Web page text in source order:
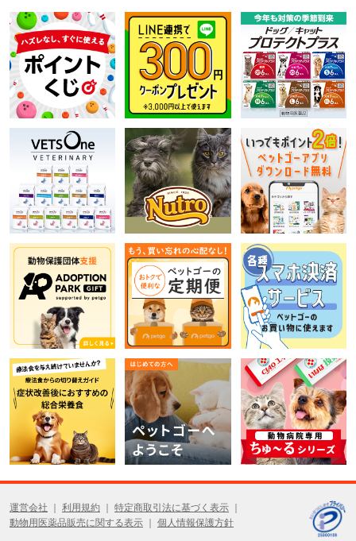
運営会社 利用規約
特定商取引法に基づく表示
動物用医薬品販売に関する表示
個人情報保護方針